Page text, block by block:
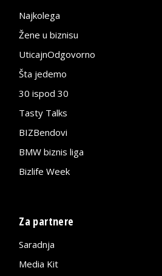
Najkolega
Žene u biznisu
UticajnOdgovorno
Šta jedemo
30 ispod 30
Tasty Talks
BIZBendovi
BMW biznis liga
Bizlife Week
Za partnere
Saradnja
Media Kit